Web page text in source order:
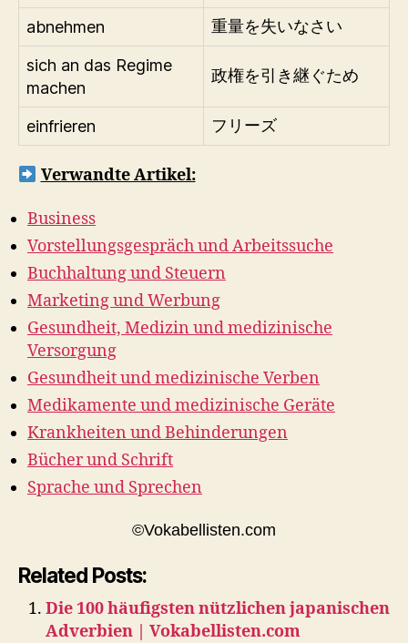
abnehmen 重量を失いなさい
sich an das Regime
machen
政権を引き継ぐため
einfrieren フリーズ
Verwandte Artikel:
Business
Vorstellungsgespräch und Arbeitssuche
Buchhaltung und Steuern
Marketing und Werbung
Gesundheit, Medizin und medizinische
Versorgung
Gesundheit und medizinische Verben
Medikamente und medizinische Geräte
Krankheiten und Behinderungen
Bücher und Schrift
Sprache und Sprechen
©Vokabellisten.com
Related Posts:
Die 100 häufigsten nützlichen japanischen
Adverbien | Vokabellisten.com